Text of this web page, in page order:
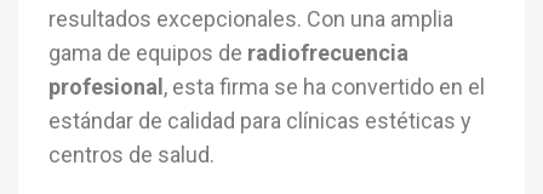
resultados excepcionales. Con una amplia
gama de equipos de radiofrecuencia
profesional , esta firma se ha convertido en el
estándar de calidad para clínicas estéticas y
centros de salud.